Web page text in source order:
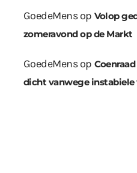
GoedeMensop Volop
zomeravond op de Markt
GoedeMensop
dicht vanwege instabiele